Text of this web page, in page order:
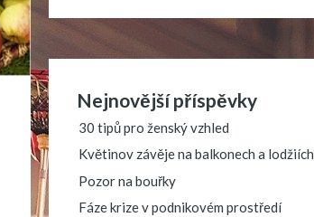
Nejnovější příspěvky
30 tipů pro ženský vzhled
Květinov závěje na balkonech a lodžiích
Pozor na bouřky
Fáze krize v podnikovém prostředí